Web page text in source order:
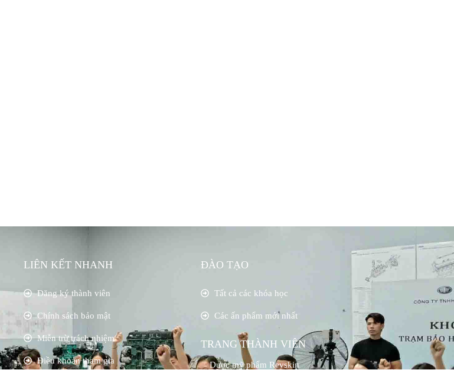
LIÊN KẾT NHANH
Đăng ký thành viên
Chính sách bảo mật
Miễn trừ trách nhiệm
Điều khoản tham gia
ĐÀO TẠO
Tất cả các khóa học
Các ấn phẩm mới nhất
TRANG THÀNH VIÊN
Dược mỹ phẩm Revskin